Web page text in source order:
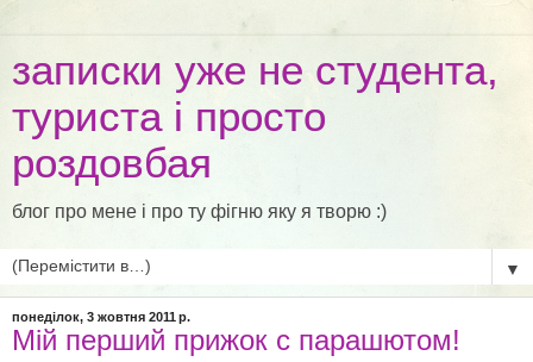
записки уже не студента,
туриста і просто
роздовбая
блог про мене і про ту фігню яку я творю :)
▼
понеділок, 3 жовтня 2011 р.
Мій перший прижок с парашютом!